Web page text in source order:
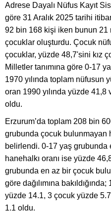
Adrese Dayalı Nüfus Kayıt
göre 31 Aralık 2025 tarihi
92 bin 168 kişi iken bunun
çocuklar oluşturdu. Çocuk
çocuklar, yüzde 48,7'sini kız
Milletler tanımına göre 0-17
1970 yılında toplam nüfusun
oran 1990 yılında yüzde 41,8
oldu.
Erzurum’da toplam 208 bin
grubunda çocuk bulunmayan
belirlendi. 0-17 yaş grubunda
hanehalkı oranı ise yüzde
grubunda en az bir çocuk
göre dağılımına
yüzde 14.1, 3 çocuk yüzde
1.1 oldu.